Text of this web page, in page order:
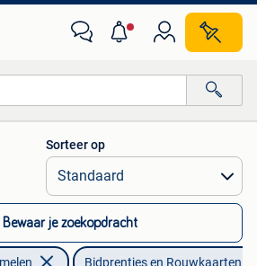
Alle afstanden…
Sorteer op
Bewaar je zoekopdracht
Bidprentjes en Rouwkaarten